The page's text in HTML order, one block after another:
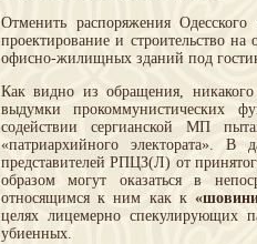
Отменить распоряжения
проектирование и строительство
офисно-жилищных зданий под
Как видно из обращения,
выдумки прокоммунистических
содействии сергианской МП
«патриархийного электората». В
представителей РПЦЗ(Л) от
образом могут оказаться в
относящимся к ним как к
целях лицемерно спекулирующих
убиенных.